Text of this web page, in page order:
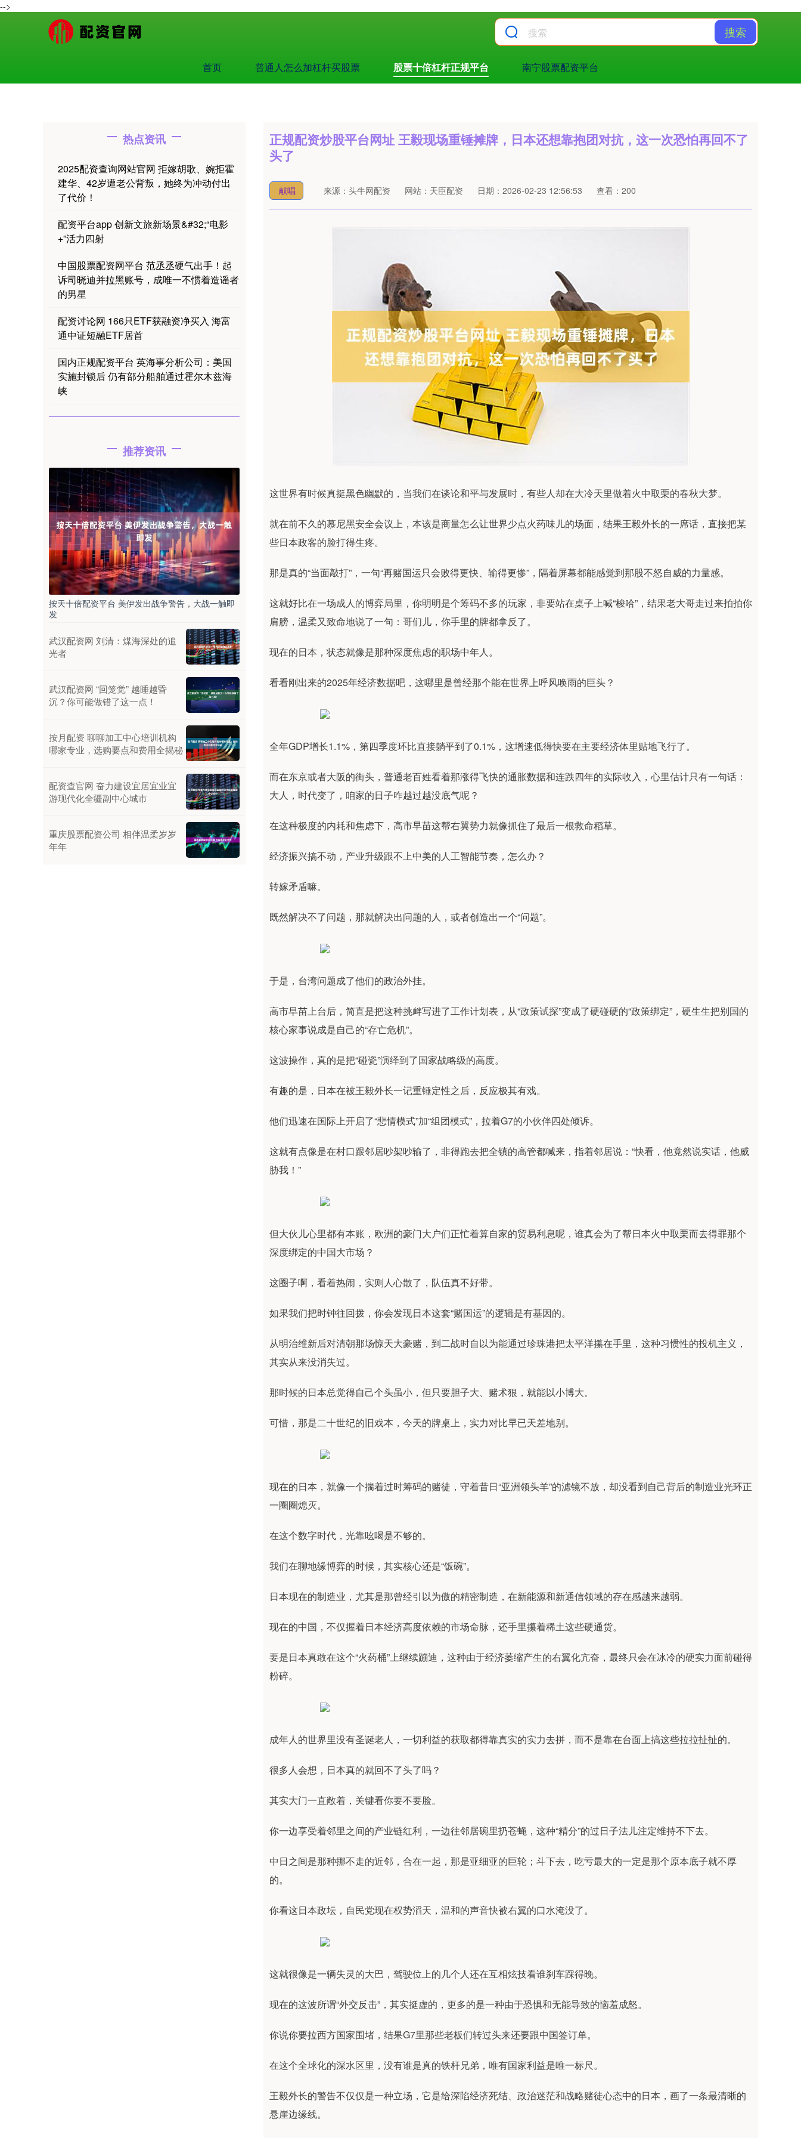
-->
搜索
首页 普通人怎么加杠杆买股票 股票十倍杠杆正规平台 南宁股票配资平台
正规配资炒股平台网址 王毅现场重锤摊牌，日本还想靠抱团对抗，这一次恐怕再回不了
头了
献唱 来源：头牛网配资 网站：天臣配资 日期：2026-02-23 12:56:53 查看：200
这世界有时候真挺黑色幽默的，当我们在谈论和平与发展时，有些人却在大冷天里做着火中取栗的春秋大梦。
就在前不久的慕尼黑安全会议上，本该是商量怎么让世界少点火药味儿的场面，结果王毅外长的一席话，直接把某
些日本政客的脸打得生疼。
那是真的“当面敲打”，一句“再赌国运只会败得更快、输得更惨”，隔着屏幕都能感觉到那股不怒自威的力量感。
这就好比在一场成人的博弈局里，你明明是个筹码不多的玩家，非要站在桌子上喊“梭哈”，结果老大哥走过来拍拍你
肩膀，温柔又致命地说了一句：哥们儿，你手里的牌都拿反了。
现在的日本，状态就像是那种深度焦虑的职场中年人。
看看刚出来的2025年经济数据吧，这哪里是曾经那个能在世界上呼风唤雨的巨头？
全年GDP增长1.1%，第四季度环比直接躺平到了0.1%，这增速低得快要在主要经济体里贴地飞行了。
而在东京或者大阪的街头，普通老百姓看着那涨得飞快的通胀数据和连跌四年的实际收入，心里估计只有一句话：
大人，时代变了，咱家的日子咋越过越没底气呢？
在这种极度的内耗和焦虑下，高市早苗这帮右翼势力就像抓住了最后一根救命稻草。
经济振兴搞不动，产业升级跟不上中美的人工智能节奏，怎么办？
转嫁矛盾嘛。
既然解决不了问题，那就解决出问题的人，或者创造出一个“问题”。
于是，台湾问题成了他们的政治外挂。
高市早苗上台后，简直是把这种挑衅写进了工作计划表，从“政策试探”变成了硬碰硬的“政策绑定”，硬生生把别国的
核心家事说成是自己的“存亡危机”。
这波操作，真的是把“碰瓷”演绎到了国家战略级的高度。
有趣的是，日本在被王毅外长一记重锤定性之后，反应极其有戏。
他们迅速在国际上开启了“悲情模式”加“组团模式”，拉着G7的小伙伴四处倾诉。
这就有点像是在村口跟邻居吵架吵输了，非得跑去把全镇的高管都喊来，指着邻居说：“快看，他竟然说实话，他威
胁我！”
但大伙儿心里都有本账，欧洲的豪门大户们正忙着算自家的贸易利息呢，谁真会为了帮日本火中取栗而去得罪那个
深度绑定的中国大市场？
这圈子啊，看着热闹，实则人心散了，队伍真不好带。
如果我们把时钟往回拨，你会发现日本这套“赌国运”的逻辑是有基因的。
从明治维新后对清朝那场惊天大豪赌，到二战时自以为能通过珍珠港把太平洋攥在手里，这种习惯性的投机主义，
其实从来没消失过。
那时候的日本总觉得自己个头虽小，但只要胆子大、赌术狠，就能以小博大。
可惜，那是二十世纪的旧戏本，今天的牌桌上，实力对比早已天差地别。
现在的日本，就像一个揣着过时筹码的赌徒，守着昔日“亚洲领头羊”的滤镜不放，却没看到自己背后的制造业光环正
一圈圈熄灭。
在这个数字时代，光靠吆喝是不够的。
我们在聊地缘博弈的时候，其实核心还是“饭碗”。
日本现在的制造业，尤其是那曾经引以为傲的精密制造，在新能源和新通信领域的存在感越来越弱。
现在的中国，不仅握着日本经济高度依赖的市场命脉，还手里攥着稀土这些硬通货。
要是日本真敢在这个“火药桶”上继续蹦迪，这种由于经济萎缩产生的右翼化亢奋，最终只会在冰冷的硬实力面前碰得
粉碎。
成年人的世界里没有圣诞老人，一切利益的获取都得靠真实的实力去拼，而不是靠在台面上搞这些拉拉扯扯的。
很多人会想，日本真的就回不了头了吗？
其实大门一直敞着，关键看你要不要脸。
你一边享受着邻里之间的产业链红利，一边往邻居碗里扔苍蝇，这种“精分”的过日子法儿注定维持不下去。
中日之间是那种挪不走的近邻，合在一起，那是亚细亚的巨轮；斗下去，吃亏最大的一定是那个原本底子就不厚
的。
你看这日本政坛，自民党现在权势滔天，温和的声音快被右翼的口水淹没了。
这就很像是一辆失灵的大巴，驾驶位上的几个人还在互相炫技看谁刹车踩得晚。
现在的这波所谓“外交反击”，其实挺虚的，更多的是一种由于恐惧和无能导致的恼羞成怒。
你说你要拉西方国家围堵，结果G7里那些老板们转过头来还要跟中国签订单。
在这个全球化的深水区里，没有谁是真的铁杆兄弟，唯有国家利益是唯一标尺。
王毅外长的警告不仅仅是一种立场，它是给深陷经济死结、政治迷茫和战略赌徒心态中的日本，画了一条最清晰的
悬崖边缘线。
热点资讯
2025配资查询网站官网 拒嫁胡歌、婉拒霍
建华、42岁遭老公背叛，她终为冲动付出
了代价！
配资平台app 创新文旅新场景&#32;“电影
+”活力四射
中国股票配资网平台 范丞丞硬气出手！起
诉司晓迪并拉黑账号，成唯一不惯着造谣者
的男星
配资讨论网 166只ETF获融资净买入 海富
通中证短融ETF居首
国内正规配资平台 英海事分析公司：美国
实施封锁后 仍有部分船舶通过霍尔木兹海
峡
推荐资讯
按天十倍配资平台 美伊发出战争警告，大战一触即
发
武汉配资网 刘清：煤海深处的追
光者
武汉配资网 “回笼觉” 越睡越昏
沉？你可能做错了这一点！
按月配资 聊聊加工中心培训机构
哪家专业，选购要点和费用全揭秘
配资查官网 奋力建设宜居宜业宜
游现代化全疆副中心城市
重庆股票配资公司 相伴温柔岁岁
年年